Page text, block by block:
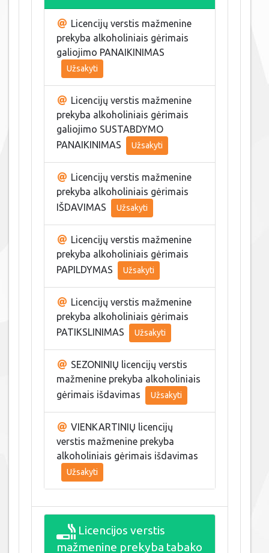
Licencijų verstis mažmenine
prekyba alkoholiniais gėrimais
galiojimo PANAIKINIMAS
Užsakyti
Licencijų verstis mažmenine
prekyba alkoholiniais gėrimais
galiojimo SUSTABDYMO
PANAIKINIMAS
Užsakyti
Licencijų verstis mažmenine
prekyba alkoholiniais gėrimais
IŠDAVIMAS
Užsakyti
Licencijų verstis mažmenine
prekyba alkoholiniais gėrimais
PAPILDYMAS
Užsakyti
Licencijų verstis mažmenine
prekyba alkoholiniais gėrimais
PATIKSLINIMAS
Užsakyti
SEZONINIŲ licencijų verstis
mažmenine prekyba alkoholiniais
gėrimais išdavimas
Užsakyti
VIENKARTINIŲ licencijų
verstis mažmenine prekyba
alkoholiniais gėrimais išdavimas
Užsakyti
Licencijos verstis
mažmenine prekyba tabako